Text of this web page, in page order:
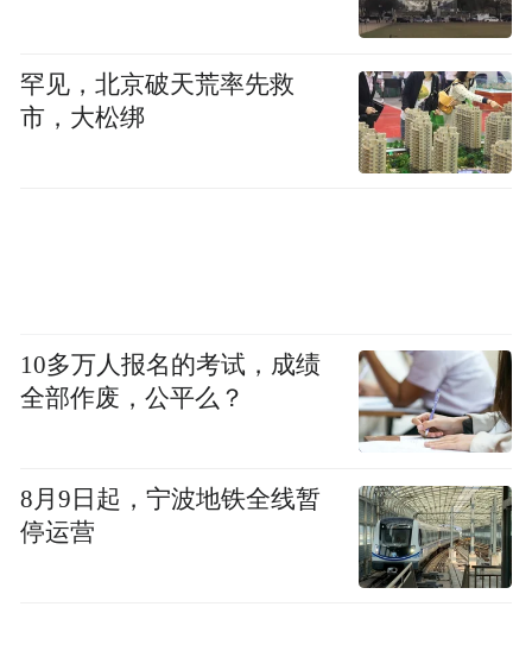
罕见，北京破天荒率先救
市，大松绑
10多万人报名的考试，成绩
全部作废，公平么？
8月9日起，宁波地铁全线暂
停运营